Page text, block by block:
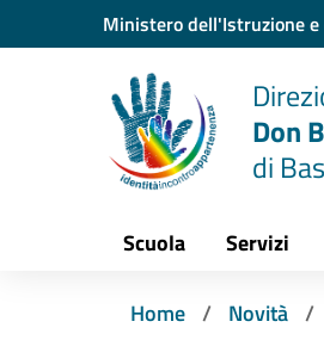
Vai ai contenuti
Vai al menu di navigazione
Ministero dell'Istruzione
Don
di
Scuola Servizi
Home Novità